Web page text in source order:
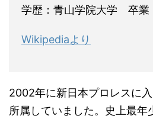
学歴：青山学院大学 卒業
Wikipediaより
2002年に新日本プロレスに
所属していました。史上最年